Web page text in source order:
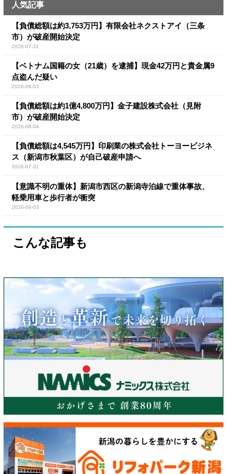
人気記事
【負債総額は約3,753万円】有限会社ネクストアイ（三条
市）が破産開始決定
2026-07-31
【ベトナム国籍の女（21歳）を逮捕】現金42万円と貴金属9
点盗んだ疑い
2026-08-03
【負債総額は約1億4,800万円】金子建設株式会社（見附
市）が破産開始決定
2026-08-04
【負債総額は4,545万円】印刷業の株式会社トーヨービジネ
ス（新潟市秋葉区）が自己破産申請へ
2026-07-31
【意識不明の重体】新潟市西区の新潟寺泊線で重体事故、
軽乗用車と歩行者が衝突
2026-08-03
こんな記事も